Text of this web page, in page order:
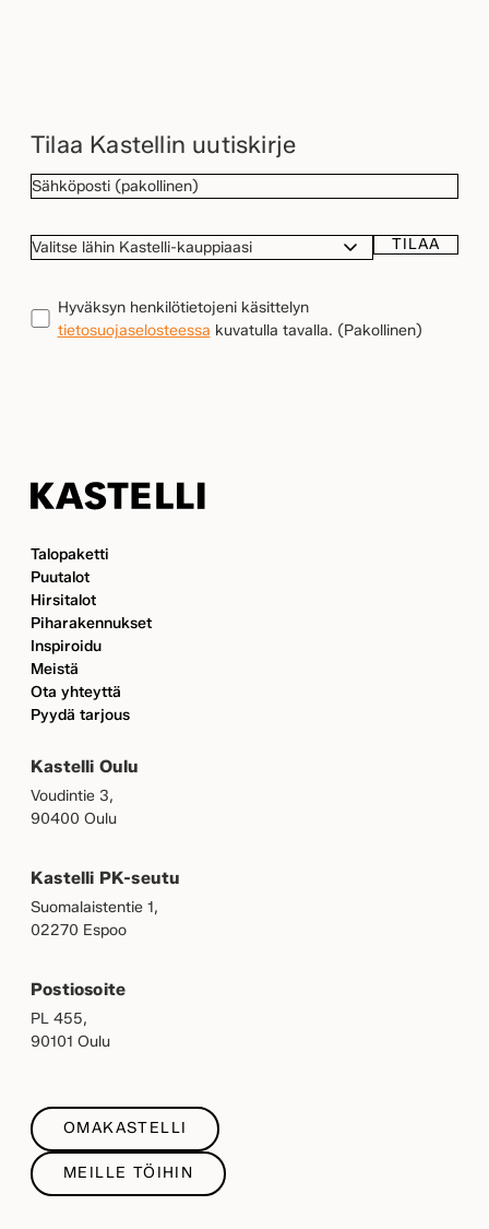
Tilaa Kastellin uutiskirje
SÄHKÖPOSTI(Pakollinen)
VALITSE
KAUPPIAASI
TIETOSUOJA(Pakollinen)
Hyväksyn henkilötietojeni käsittelyn
tietosuojaselosteessa kuvatulla tavalla. (Pakollinen)
TILAA
Talopaketti
Puutalot
Hirsitalot
Piharakennukset
Inspiroidu
Meistä
Ota yhteyttä
Pyydä tarjous
Kastelli Oulu
Voudintie 3,
90400 Oulu
Kastelli PK-seutu
Suomalaistentie 1,
02270 Espoo
Postiosoite
PL 455,
90101 Oulu
OMAKASTELLI
MEILLE TÖIHIN